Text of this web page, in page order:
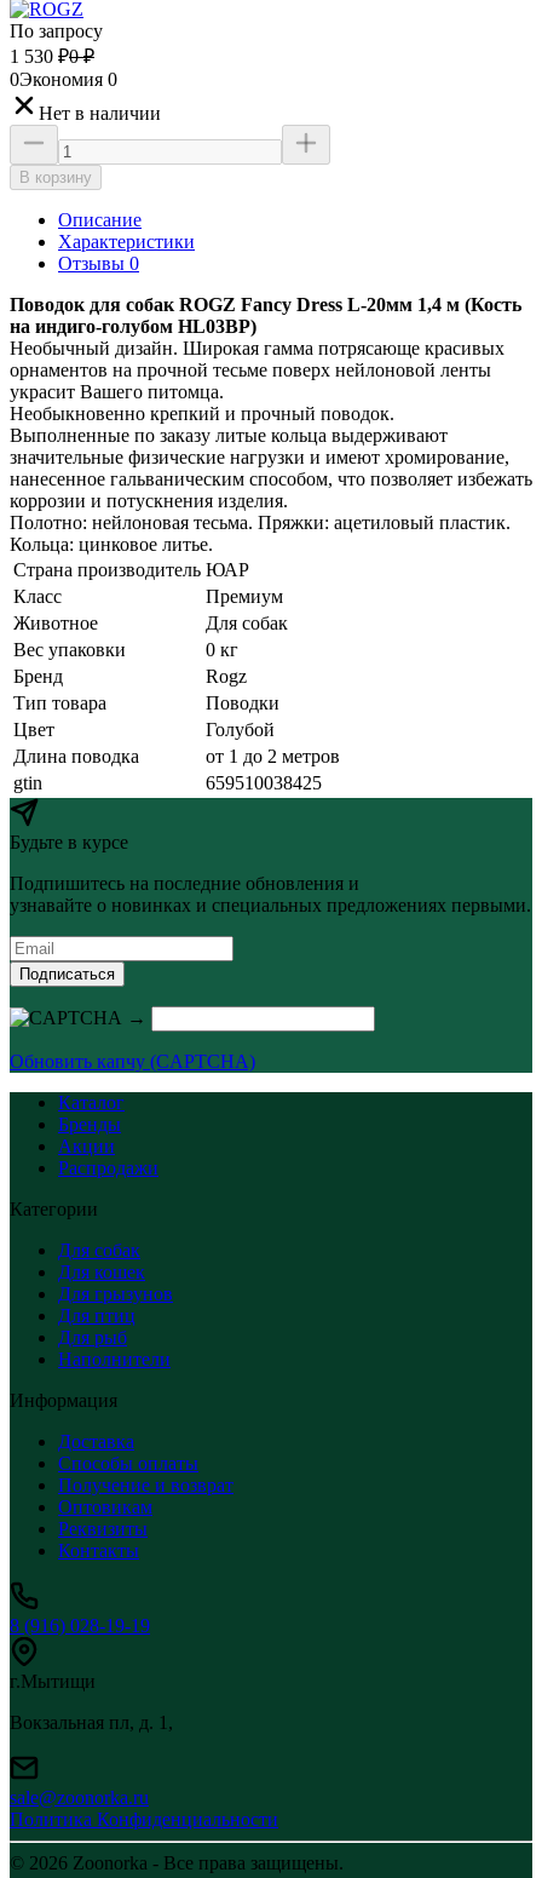
По запросу
1 530 ₽0 ₽
0Экономия 0
Нет в наличии
В корзину
Описание
Характеристики
Отзывы 0
Поводок для собак ROGZ Fancy Dress L-20мм 1,4 м (Кость
на индиго-голубом HL03BP)
Необычный дизайн. Широкая гамма потрясающе красивых
орнаментов на прочной тесьме поверх нейлоновой ленты
украсит Вашего питомца.
Необыкновенно крепкий и прочный поводок.
Выполненные по заказу литые кольца выдерживают
значительные физические нагрузки и имеют хромирование,
нанесенное гальваническим способом, что позволяет избежать
коррозии и потускнения изделия.
Полотно: нейлоновая тесьма. Пряжки: ацетиловый пластик.
Кольца: цинковое литье.
Страна производитель ЮАР
Класс
Премиум
Животное
Для собак
Вес упаковки
0 кг
Бренд
Rogz
Тип товара
Поводки
Цвет
Голубой
Длина поводка
от 1 до 2 метров
gtin
659510038425
Будьте в курсе
Подпишитесь на последние обновления и
узнавайте о новинках и специальных предложениях первыми.
Подписаться
→
Обновить капчу (CAPTCHA)
Каталог
Бренды
Акции
Распродажи
Категории
Для собак
Для кошек
Для грызунов
Для птиц
Для рыб
Наполнители
Информация
Доставка
Способы оплаты
Получение и возврат
Оптовикам
Реквизиты
Контакты
8 (916) 028-19-19
г.Мытищи
Вокзальная пл, д. 1,
sale@zoonorka.ru
Политика Конфиденциальности
© 2026 Zoonorka - Все права защищены.